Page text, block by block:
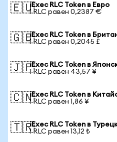
🇪🇺iExec RLC Token в Евро
1 RLC равен 0,2387 €
🇬🇧iExec RLC Token в
1 RLC равен 0,2045 £
🇯🇵iExec RLC Token в
1 RLC равен 43,57 ¥
🇨🇳iExec RLC Token в
1 RLC равен 1,86 ¥
🇹🇷iExec RLC Token в
1 RLC равен 13,12 ₺